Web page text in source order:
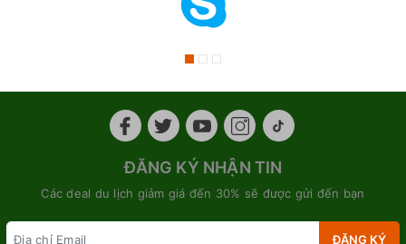
ĐĂNG KÝ NHẬN TIN
Các deal du lịch giảm giá đến 30% sẽ được gửi đến bạn
ĐĂNG KÝ